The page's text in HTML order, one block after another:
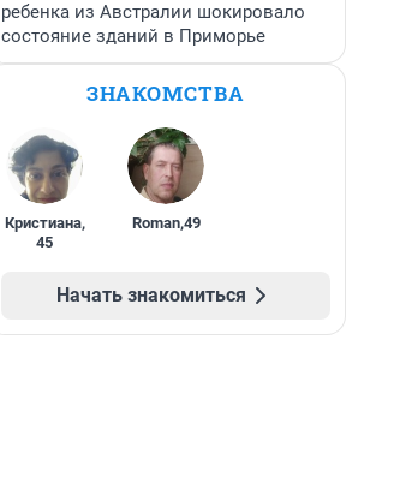
ребенка из Австралии шокировало
состояние зданий в Приморье
ЗНАКОМСТВА
Кристиана,
45
Roman,49
Начать знакомиться